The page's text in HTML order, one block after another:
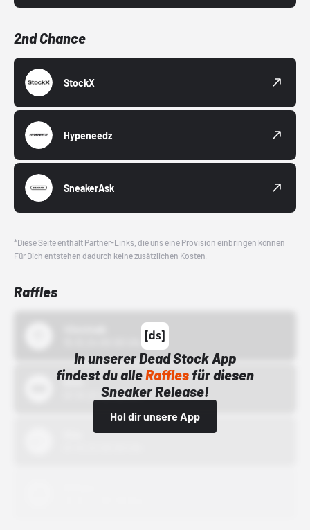
2nd Chance
StockX
Hypeneedz
SneakerAsk
*Diese Seite enthält Partner-Links, die uns eine Provision einbringen können.
Für Dich entstehen dadurch keine zusätzlichen Kosten.
Raffles
In unserer Dead Stock App
findest du alleRafflesfür diesen
Sneaker Release!
Hol dir unsere App
Bstn
01.10.22 00:00 Uhr